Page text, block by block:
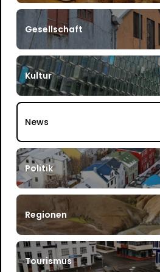
Gesellschaft
Kultur
News
Politik
Regionen
Tourismus